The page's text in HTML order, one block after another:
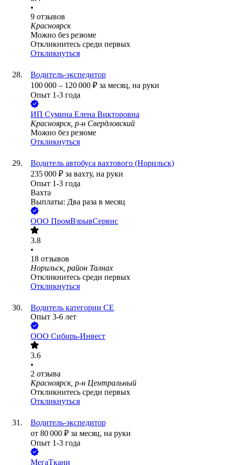
•
9 отзывов
Красноярск
Можно без резюме
Откликнитесь среди первых
Откликнуться
Водитель-экспедитор
100 000 – 120 000 ₽ за месяц, на руки
Опыт 1-3 года
ИП Сумина Елена Викторовна
Красноярск, р-н Свердловский
Можно без резюме
Откликнуться
Водитель автобуса вахтового (Норильск)
235 000 ₽ за вахту, на руки
Опыт 1-3 года
Вахта
Выплаты: Два раза в месяц
ООО ПромВзрывСервис
3.8
•
18 отзывов
Норильск, район Талнах
Откликнитесь среди первых
Откликнуться
Водитель категории СЕ
Опыт 3-6 лет
ООО Сибирь-Инвест
3.6
•
2 отзыва
Красноярск, р-н Центральный
Откликнитесь среди первых
Откликнуться
Водитель-экспедитор
от 80 000 ₽ за месяц, на руки
Опыт 1-3 года
МегаТкани